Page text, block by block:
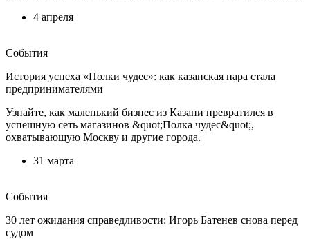
4 апреля
События
История успеха «Полки чудес»: как казанская пара стала
предпринимателями
Узнайте, как маленький бизнес из Казани превратился в
успешную сеть магазинов &quot;Полка чудес&quot;,
охватывающую Москву и другие города.
31 марта
События
30 лет ожидания справедливости: Игорь Батенев снова перед
судом